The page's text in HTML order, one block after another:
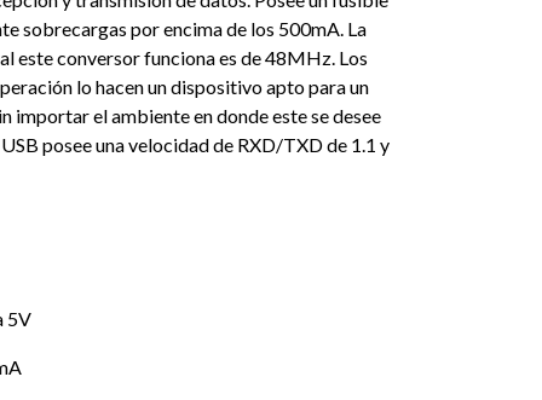
sobrecargas por encima de los 500mA. La
este conversor funciona es de 48MHz. Los
lo hacen un dispositivo apto para un
importar el ambiente en donde este se desee
posee una velocidad de RXD/TXD de 1.1 y
5V